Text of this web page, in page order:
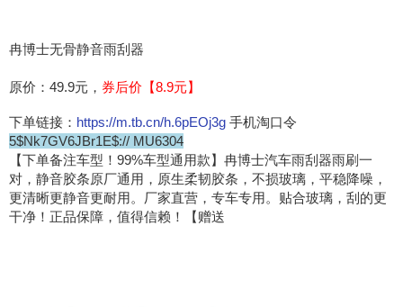
冉博士无骨静音雨刮器
原价：49.9元， 券后价【8.9元】
下单链接： https://m.tb.cn/h.6pEOj3g 手机淘口令
5$Nk7GV6JBr1E$:// MU6304
【下单备注车型！99%车型通用款】冉博士汽车雨刮器雨刷一
对，静音胶条原厂通用，原生柔韧胶条，不损玻璃，平稳降噪，
更清晰更静音更耐用。厂家直营，专车专用。贴合玻璃，刮的更
干净！正品保障，值得信赖！【赠送